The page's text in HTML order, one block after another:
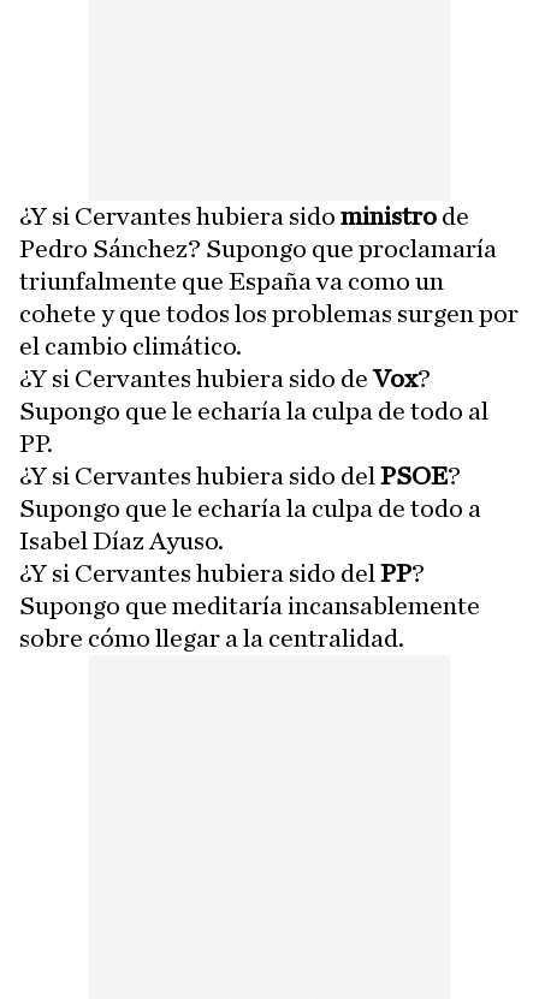
¿Y si Cervantes hubiera sido ministro de
Pedro Sánchez? Supongo que proclamaría
triunfalmente que España va como un
cohete y que todos los problemas surgen por
el cambio climático.
¿Y si Cervantes hubiera sido deVox?
Supongo que le echaría la culpa de todo al
PP.
¿Y si Cervantes hubiera sido del PSOE?
Supongo que le echaría la culpa de todo a
Isabel Díaz Ayuso.
¿Y si Cervantes hubiera sido del PP?
Supongo que meditaría incansablemente
sobre cómo llegar a la centralidad.